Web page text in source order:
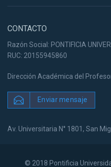
CONTACTO
Razón Social: PONTIFICIA
RUC: 20155945860
Dirección Académica del
Enviar mensaje
Av. Universitaria N° 1801, San
© 2018 Pontificia